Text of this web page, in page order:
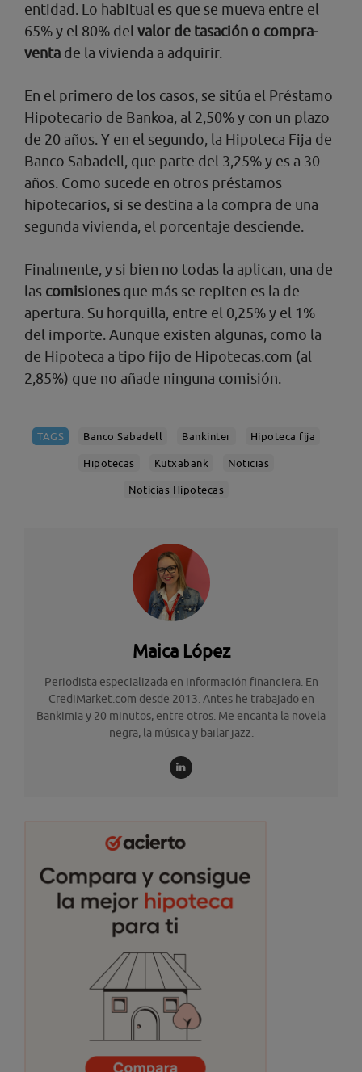
entidad. Lo habitual es que se mueva entre el
65% y el 80% del valor de tasación o compra-
venta de la vivienda a adquirir.
En el primero de los casos, se sitúa el Préstamo
Hipotecario de Bankoa, al 2,50% y con un plazo
de 20 años. Y en el segundo, la Hipoteca Fija de
Banco Sabadell, que parte del 3,25% y es a 30
años. Como sucede en otros préstamos
hipotecarios, si se destina a la compra de una
segunda vivienda, el porcentaje desciende.
Finalmente, y si bien no todas la aplican, una de
las comisiones que más se repiten es la de
apertura. Su horquilla, entre el 0,25% y el 1%
del importe. Aunque existen algunas, como la
de Hipoteca a tipo fijo de Hipotecas.com (al
2,85%) que no añade ninguna comisión.
TAGS Banco Sabadell Bankinter Hipoteca fija
Hipotecas Kutxabank Noticias
Noticias Hipotecas
Maica López
Periodista especializada en información financiera. En
CrediMarket.com desde 2013. Antes he trabajado en
Bankimia y 20 minutos, entre otros. Me encanta la novela
negra, la música y bailar jazz.